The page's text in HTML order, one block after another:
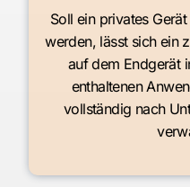
Soll ein privates
werden, lässt sich ein
auf dem Endgerät
enthaltenen
vollständig nach